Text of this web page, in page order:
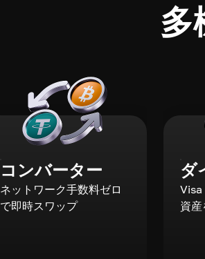
多
コンバーター
ネットワーク手数料ゼロ
で即時スワップ
ダ
資